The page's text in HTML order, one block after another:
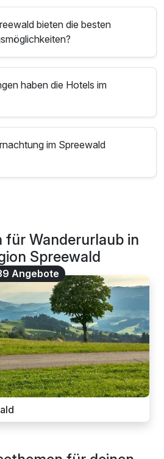
bieten die besten
haben die Hotels im
im Spreewald
für Wanderurlaub in
Spreewald
Angebote